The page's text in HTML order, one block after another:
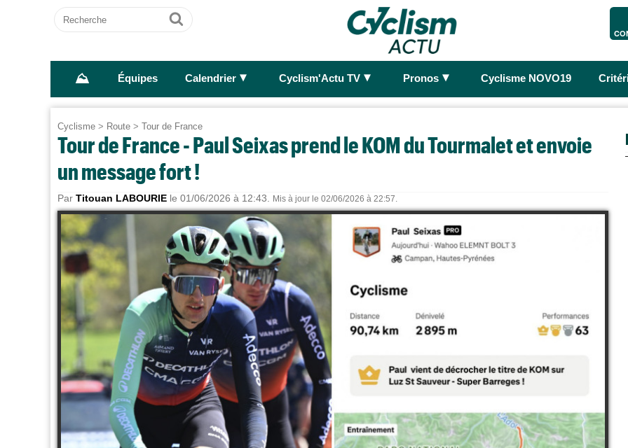
Recherche
Ok
⛰ Équipes Calendrier ► Cyclism'Actu TV ► Pronos ► Cyclisme NOVO19
Cyclisme > Route > Tour de France
Tour de France - Paul Seixas prend le KOM du Tourmalet et envoie
un message fort !
Par Titouan LABOURIE le 01/06/2026 à 12:43. Mis à jour le 02/06/2026 à 22:57.